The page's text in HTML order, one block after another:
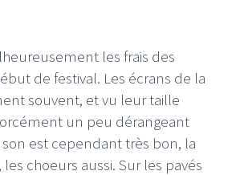
les frais des
de festival. Les écrans de la
souvent, et vu leur taille
un peu dérangeant
est cependant très bon, la
choeurs aussi. Sur les pavés